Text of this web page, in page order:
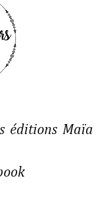
éditions Maïa